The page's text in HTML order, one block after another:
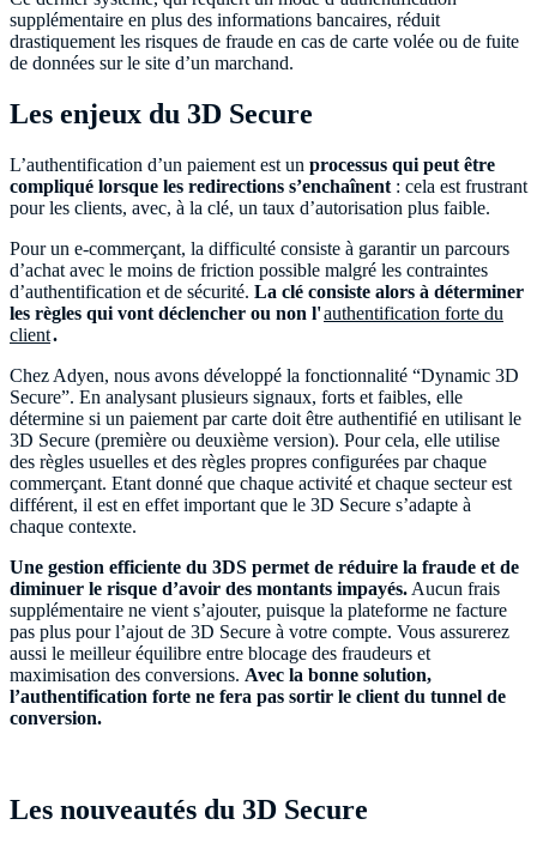
supplémentaire en plus des informations bancaires, réduit
drastiquement les risques de fraude en cas de carte volée ou de fuite
de données sur le site d’un marchand.
Les enjeux du 3D Secure
L’authentification d’un paiement est un processus qui peut être
compliqué lorsque les redirections s’enchaînent : cela est frustrant
pour les clients, avec, à la clé, un taux d’autorisation plus faible.
Pour un e-commerçant, la difficulté consiste à garantir un parcours
d’achat avec le moins de friction possible malgré les contraintes
d’authentification et de sécurité. La clé consiste alors à déterminer
les règles qui vont déclencher ou non l'authentification forte du
client.
Chez Adyen, nous avons développé la fonctionnalité “Dynamic 3D
Secure”. En analysant plusieurs signaux, forts et faibles, elle
détermine si un paiement par carte doit être authentifié en utilisant le
3D Secure (première ou deuxième version). Pour cela, elle utilise
des règles usuelles et des règles propres configurées par chaque
commerçant. Etant donné que chaque activité et chaque secteur est
différent, il est en effet important que le 3D Secure s’adapte à
chaque contexte.
Une gestion efficiente du 3DS permet de réduire la fraude et de
diminuer le risque d’avoir des montants impayés. Aucun frais
supplémentaire ne vient s’ajouter, puisque la plateforme ne facture
pas plus pour l’ajout de 3D Secure à votre compte. Vous assurerez
aussi le meilleur équilibre entre blocage des fraudeurs et
maximisation des conversions. Avec la bonne solution,
l’authentification forte ne fera pas sortir le client du tunnel de
conversion.
Les nouveautés du 3D Secure